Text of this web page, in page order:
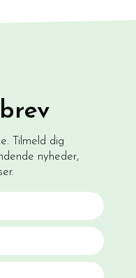
Tilmeld dig
nyheder,